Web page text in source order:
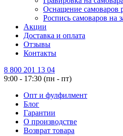
Оснащение самоваров
Роспись самоваров на
Акции
Доставка и оплата
Отзывы
Контакты
8 800 201 13 04
9:00 - 17:30 (пн - пт)
Опт и фулфилмент
Блог
Гарантии
О производстве
Возврат товара